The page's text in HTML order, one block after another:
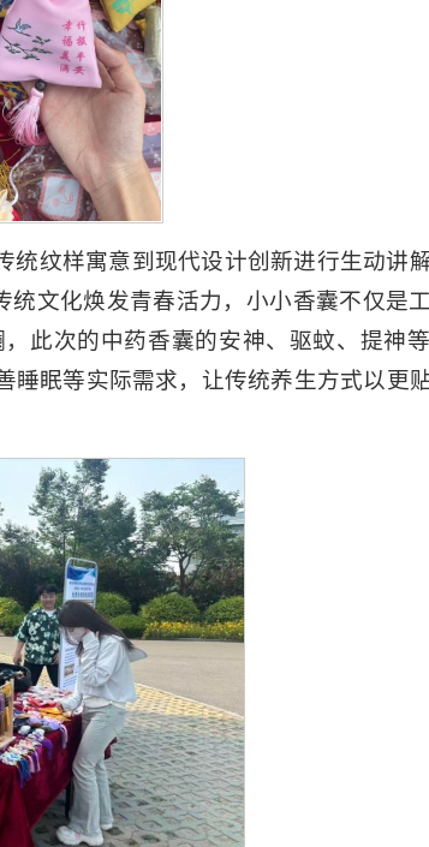
纹样寓意到现代设计创新进行生动讲解
统文化焕发青春活力，小小香囊不仅是
此次的中药香囊的安神、驱蚊、提神
眠等实际需求，让传统养生方式以更